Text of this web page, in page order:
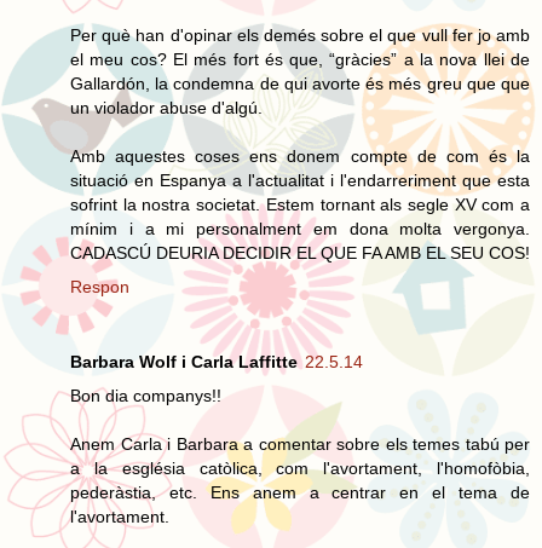
Per què han d'opinar els demés sobre el que vull fer jo amb
el meu cos? El més fort és que, “gràcies” a la nova llei de
Gallardón, la condemna de qui avorte és més greu que que
un violador abuse d'algú.
Amb aquestes coses ens donem compte de com és la
situació en Espanya a l'actualitat i l'endarreriment que esta
sofrint la nostra societat. Estem tornant als segle XV com a
mínim i a mi personalment em dona molta vergonya.
CADASCÚ DEURIA DECIDIR EL QUE FA AMB EL SEU COS!
Respon
Barbara Wolf i Carla Laffitte 22.5.14
Bon dia companys!!
Anem Carla i Barbara a comentar sobre els temes tabú per
a la església catòlica, com l'avortament, l'homofòbia,
pederàstia, etc. Ens anem a centrar en el tema de
l'avortament.